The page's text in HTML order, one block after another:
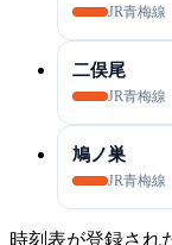
JR青梅線
二俣尾
JR青梅線
鳩ノ巣
JR青梅線
時刻表が登録され